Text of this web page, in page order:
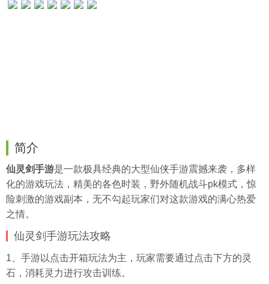
简介
仙灵剑手游是一款极具经典的大型仙侠手游震撼来袭，多样
化的游戏玩法，精美的各色时装，野外随机战斗pk模式，惊
险刺激的游戏副本，无不勾起玩家们对这款游戏的满心热爱
之情。
仙灵剑手游玩法攻略
1、手游以点击开箱玩法为主，玩家需要通过点击下方的灵
石，消耗灵力进行攻击训练。